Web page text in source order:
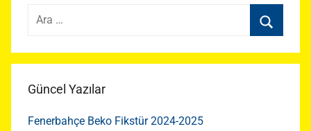
Arama:
Güncel Yazılar
Fenerbahçe Beko Fikstür 2024-2025